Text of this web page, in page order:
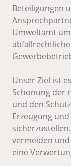
Beteiligungen
Umweltamt
Unser Ziel ist
Schonung der
und den
Erzeugung
vermeiden
eine